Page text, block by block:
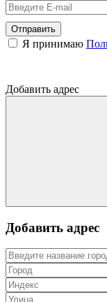
Отправить
Я принимаю
Добавить адрес
Добавить адрес